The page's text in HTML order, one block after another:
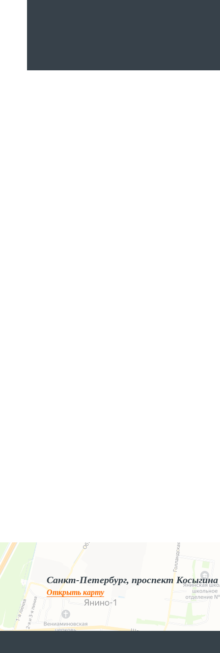
Яндекс.Карты
Яндекс.Карты — поиск мест и адресов, городской транспорт
Санкт-Петербург, проспект Косыгина
Открыть карту